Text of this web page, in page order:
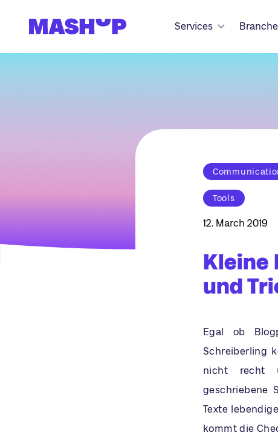
Services
Tools
12. March 2019
Kleine
und
Egal ob
Schreiberling
nicht recht
geschriebene
Texte
kommt die